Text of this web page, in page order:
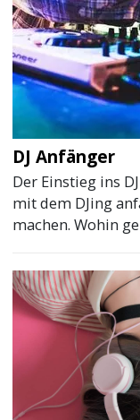
DJ Anfänger
Der Einstieg ins
mit dem DJing
machen. Wohin